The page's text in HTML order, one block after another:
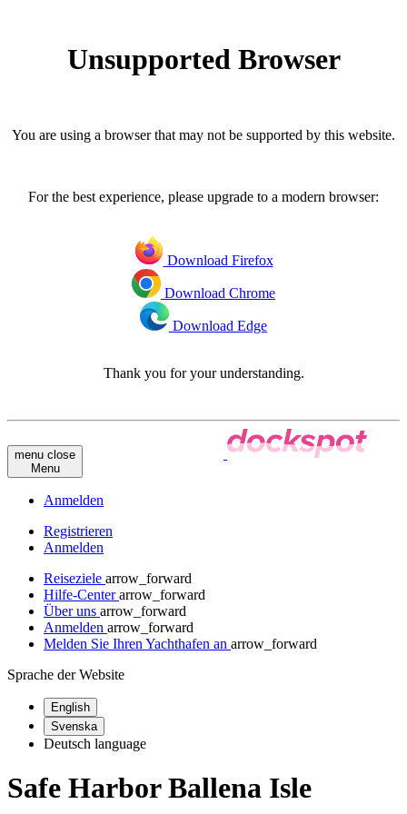
Unsupported Browser
You are using a browser that may not be supported by this website.
For the best experience, please upgrade to a modern browser:
Download Firefox
Download Chrome
Download Edge
Thank you for your understanding.
menu close
Menu
Anmelden
Registrieren
Anmelden
Reiseziele arrow_forward
Hilfe-Centerarrow_forward
Über uns arrow_forward
Anmelden arrow_forward
Melden Sie Ihren Yachthafen an arrow_forward
Sprache der Website
English
Svenska
Deutsch language
Safe Harbor Ballena Isle